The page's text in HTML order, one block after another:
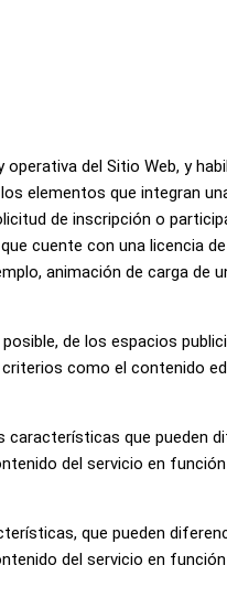
del Sitio Web, y
elementos que integran
de inscripción o
cuente con una licencia
animación de carga de
de los espacios
como el contenido
que pueden
del servicio en
que pueden
del servicio en